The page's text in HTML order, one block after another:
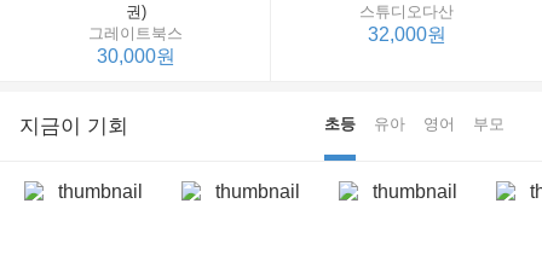
권)
그레이트북스
30,000원
스튜디오다산
32,000원
지금이 기회 초등 유아 영어 부모